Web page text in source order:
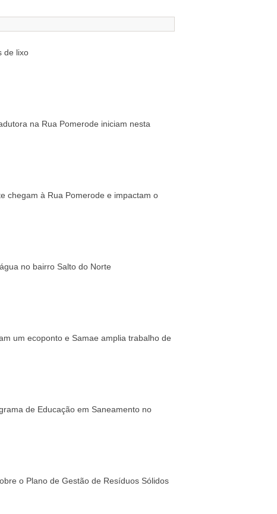
de lixo
na Rua Pomerode iniciam nesta
chegam à Rua Pomerode e impactam o
no bairro Salto do Norte
um ecoponto e Samae amplia trabalho de
de Educação em Saneamento no
o Plano de Gestão de Resíduos Sólidos